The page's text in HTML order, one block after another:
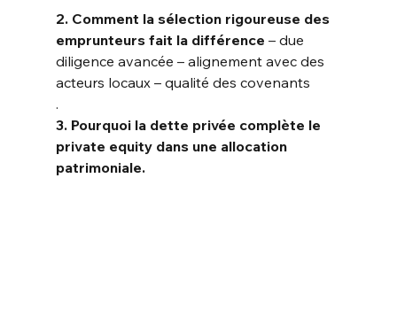
2. Comment la sélection rigoureuse des
emprunteurs fait la différence – due
diligence avancée – alignement avec des
acteurs locaux – qualité des covenants
.
3. Pourquoi la dette privée complète le
private equity dans une allocation
patrimoniale.